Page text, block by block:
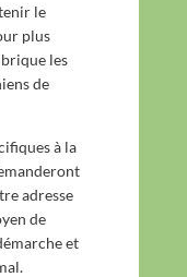
le
plus
les
de
à la
adresse
de
et